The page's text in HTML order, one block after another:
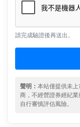
請完成驗證後再送出。
聲明： 本站僅提供未
商，不經營證券經紀
自行審慎評估風險。